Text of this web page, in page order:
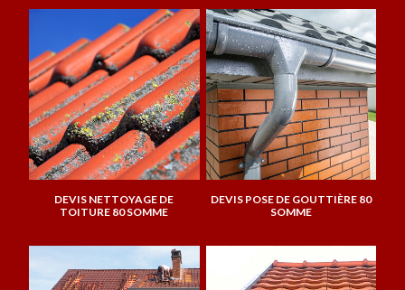
DEVIS NETTOYAGE DE
TOITURE 80 SOMME
DEVIS POSE DE GOUTTIÈRE 80
SOMME